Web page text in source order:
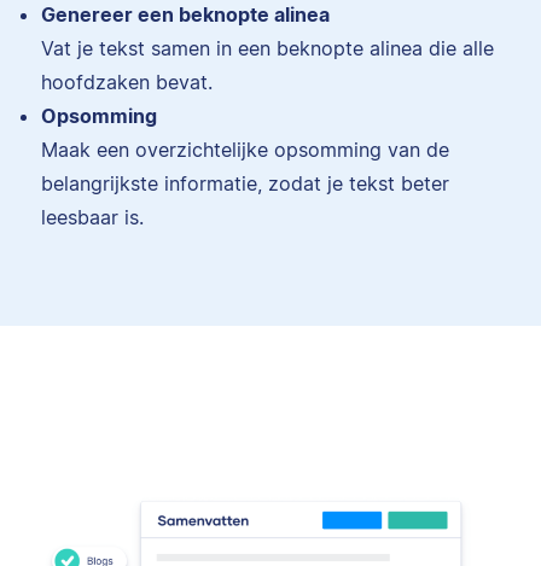
Genereer een beknopte alinea
Vat je tekst samen in een beknopte alinea die alle
hoofdzaken bevat.
Opsomming
Maak een overzichtelijke opsomming van de
belangrijkste informatie, zodat je tekst beter
leesbaar is.